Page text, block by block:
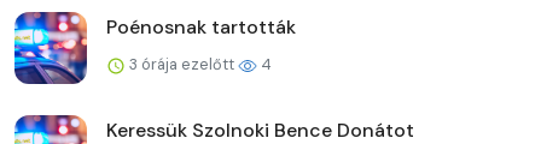
Poénosnak tartották
3 órája ezelőtt 4
Keressük Szolnoki Bence Donátot